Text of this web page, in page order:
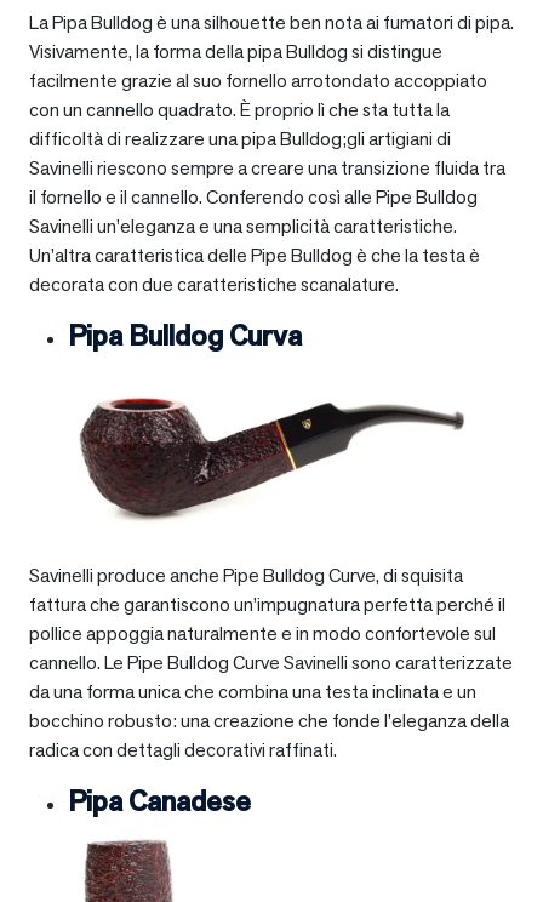
La Pipa Bulldog è una silhouette ben nota ai fumatori di pipa.
Visivamente, la forma della pipa Bulldog si distingue
facilmente grazie al suo fornello arrotondato accoppiato
con un cannello quadrato. È proprio lì che sta tutta la
difficoltà di realizzare una pipa Bulldog;gli artigiani di
Savinelli riescono sempre a creare una transizione fluida tra
il fornello e il cannello. Conferendo così alle Pipe Bulldog
Savinelli un’eleganza e una semplicità caratteristiche.
Un’altra caratteristica delle Pipe Bulldog è che la testa è
decorata con due caratteristiche scanalature.
Pipa Bulldog Curva
Savinelli produce anche Pipe Bulldog Curve, di squisita
fattura che garantiscono un’impugnatura perfetta perché il
pollice appoggia naturalmente e in modo confortevole sul
cannello. Le Pipe Bulldog Curve Savinelli sono caratterizzate
da una forma unica che combina una testa inclinata e un
bocchino robusto: una creazione che fonde l’eleganza della
radica con dettagli decorativi raffinati.
Pipa Canadese